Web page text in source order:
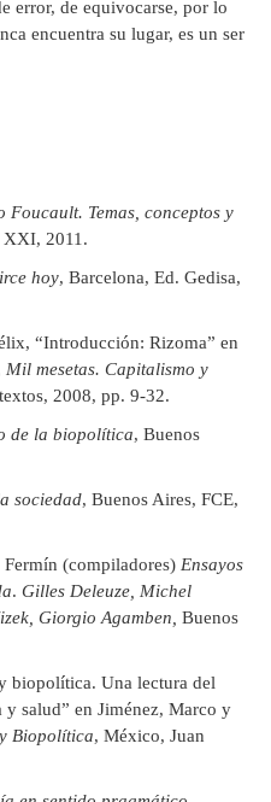
error, de equivocarse, por lo
encuentra su lugar, es un ser
Foucault. Temas, conceptos y
XXI, 2011.
hoy, Barcelona, Ed. Gedisa,
“Introducción: Rizoma” en
Mil mesetas. Capitalismo y
2008, pp. 9-32.
de la biopolítica, Buenos
sociedad, Buenos Aires, FCE,
(compiladores) Ensayos
. Gilles Deleuze, Michel
Giorgio Agamben, Buenos
biopolítica. Una lectura del
salud” en Jiménez, Marco y
Biopolítica, México, Juan